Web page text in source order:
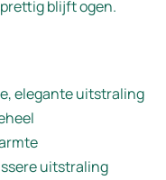
blijft ogen.
elegante uitstraling
uitstraling